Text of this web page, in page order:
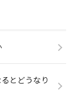
とどうなり